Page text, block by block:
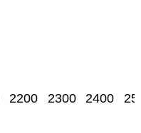
2200 2300 2400